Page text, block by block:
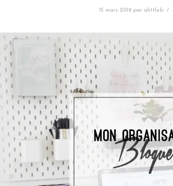
15 mars 2019 par alittleb /